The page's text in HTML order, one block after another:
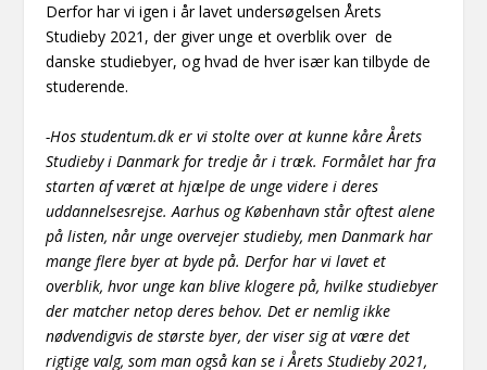
Derfor har vi igen i år lavet undersøgelsen Årets
Studieby 2021, der giver unge et overblik over de
danske studiebyer, og hvad de hver især kan tilbyde de
studerende.
-Hos studentum.dk er vi stolte over at kunne kåre Årets
Studieby i Danmark for tredje år i træk. Formålet har fra
starten af været at hjælpe de unge videre i deres
uddannelsesrejse. Aarhus og København står oftest alene
på listen, når unge overvejer studieby, men Danmark har
mange flere byer at byde på. Derfor har vi lavet et
overblik, hvor unge kan blive klogere på, hvilke studiebyer
der matcher netop deres behov. Det er nemlig ikke
nødvendigvis de største byer, der viser sig at være det
rigtige valg, som man også kan se i Årets Studieby 2021,